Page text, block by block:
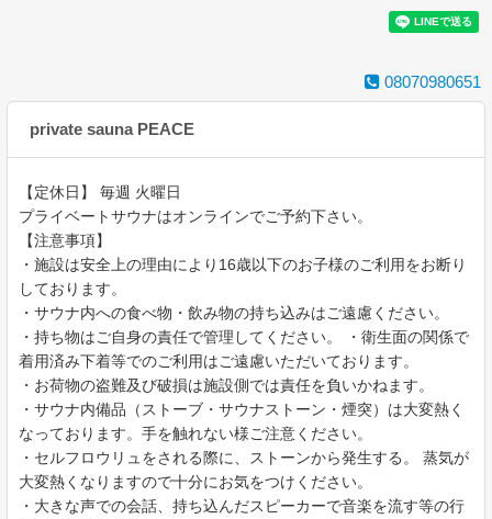
08070980651
private sauna PEACE
【定休日】 毎週 火曜日
プライベートサウナはオンラインでご予約下さい。
【注意事項】
・施設は安全上の理由により16歳以下のお子様のご利用をお断り
しております。
・サウナ内への食べ物・飲み物の持ち込みはご遠慮ください。
・持ち物はご自身の責任で管理してください。 ・衛生面の関係で
着用済み下着等でのご利用はご遠慮いただいております。
・お荷物の盗難及び破損は施設側では責任を負いかねます。
・サウナ内備品（ストーブ・サウナストーン・煙突）は大変熱く
なっております。手を触れない様ご注意ください。
・セルフロウリュをされる際に、ストーンから発生する。 蒸気が
大変熱くなりますので十分にお気をつけください。
・大きな声での会話、持ち込んだスピーカーで音楽を流す等の行